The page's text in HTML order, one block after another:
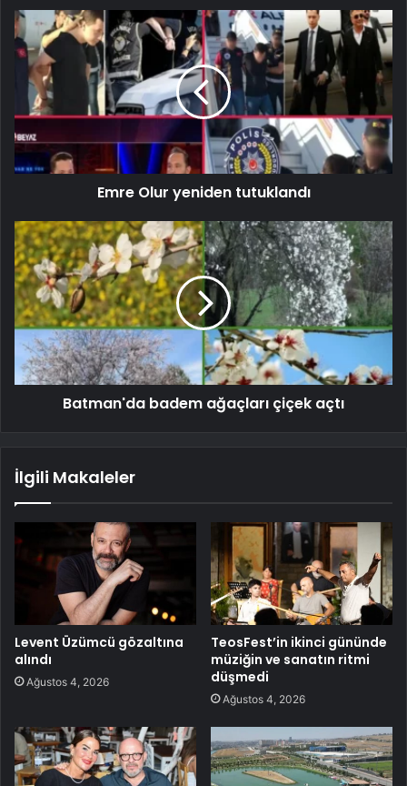
Emre Olur yeniden tutuklandı
Batman'da badem ağaçları çiçek açtı
İlgili Makaleler
Levent Üzümcü gözaltına
alındı
Ağustos 4, 2026
TeosFest’in ikinci gününde
müziğin ve sanatın ritmi
düşmedi
Ağustos 4, 2026